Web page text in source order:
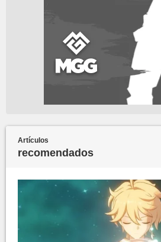
Artículos
recomendados